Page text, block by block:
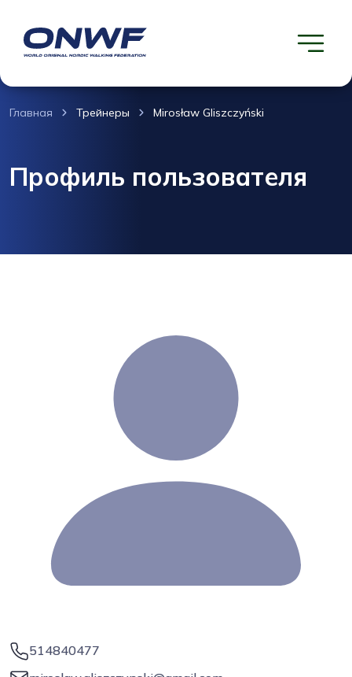
Главная Трейнеры Mirosław Gliszczyński
Профиль пользователя
514840477